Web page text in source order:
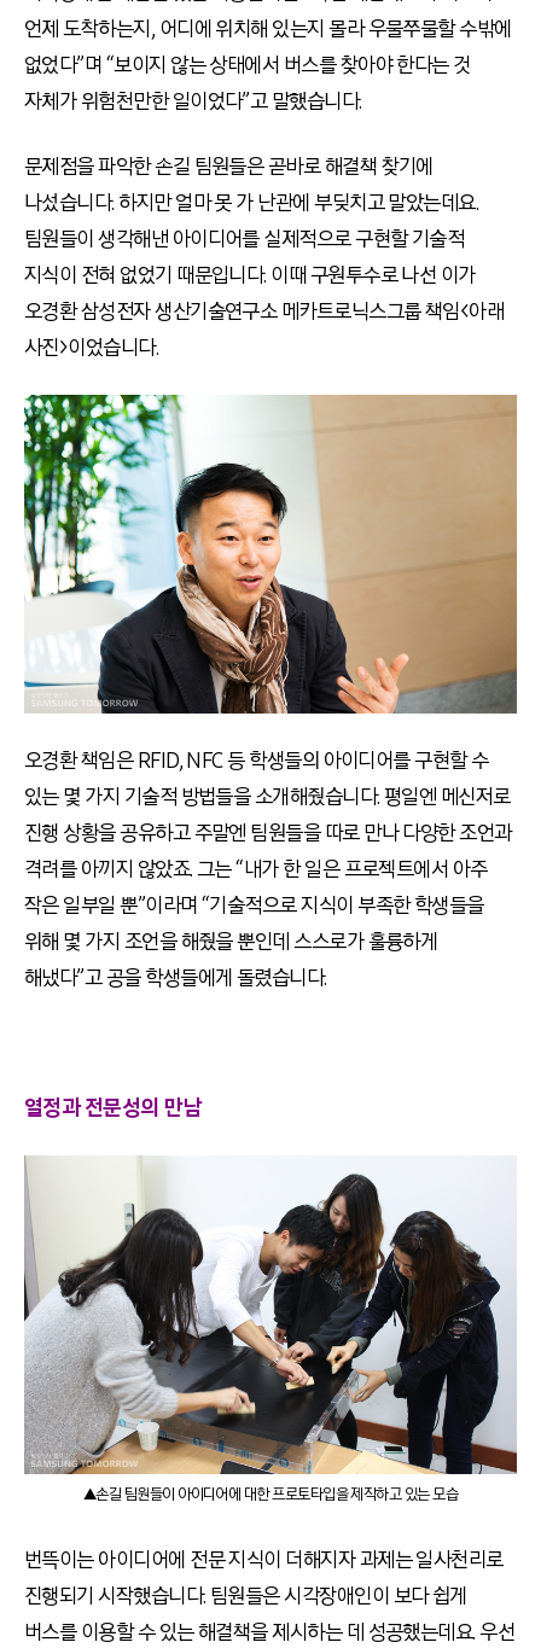
언제 도착하는지, 어디에 위치해 있는지 몰라 우물쭈물할 수밖에
없었다”며 “보이지 않는 상태에서 버스를 찾아야 한다는 것
자체가 위험천만한 일이었다”고 말했습니다.
문제점을 파악한 손길 팀원들은 곧바로 해결책 찾기에
나섰습니다. 하지만 얼마 못 가 난관에 부딪치고 말았는데요.
팀원들이 생각해낸 아이디어를 실제적으로 구현할 기술적
지식이 전혀 없었기 때문입니다. 이때 구원투수로 나선 이가
오경환 삼성전자 생산기술연구소 메카트로닉스그룹 책임<아래
사진>이었습니다.
오경환 책임은 RFID, NFC 등 학생들의 아이디어를 구현할 수
있는 몇 가지 기술적 방법들을 소개해줬습니다. 평일엔 메신저로
진행 상황을 공유하고 주말엔 팀원들을 따로 만나 다양한 조언과
격려를 아끼지 않았죠. 그는 “내가 한 일은 프로젝트에서 아주
작은 일부일 뿐”이라며 “기술적으로 지식이 부족한 학생들을
위해 몇 가지 조언을 해줬을 뿐인데 스스로가 훌륭하게
해냈다”고 공을 학생들에게 돌렸습니다.
열정과 전문성의 만남
▲손길 팀원들이 아이디어에 대한 프로토타입을 제작하고 있는 모습
번뜩이는 아이디어에 전문 지식이 더해지자 과제는 일사천리로
진행되기 시작했습니다. 팀원들은 시각장애인이 보다 쉽게
버스를 이용할 수 있는 해결책을 제시하는 데 성공했는데요. 우선